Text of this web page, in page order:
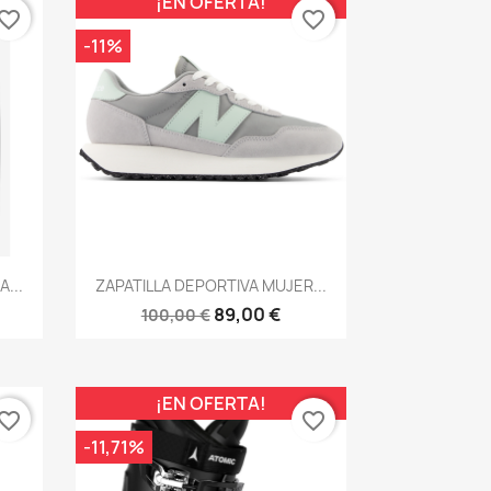
 Vista rápida
ZAPATILLA DEPORTIVA MUJER...
100,00 € 89,00 €
-11%
favorite_border
¡EN OFERTA!
-11,71%
favorite_border